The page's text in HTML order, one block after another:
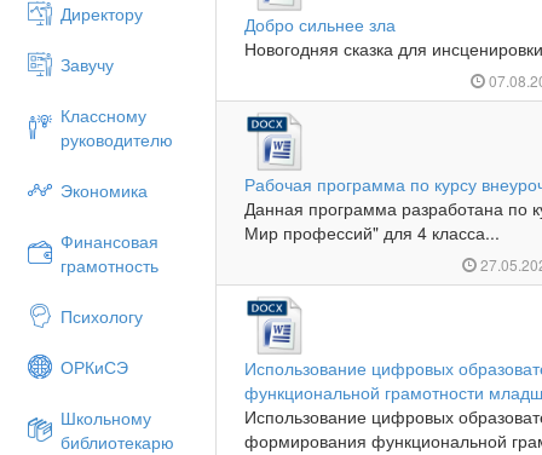
Директору
Завучу
Классному
руководителю
Экономика
Финансовая
грамотность
Психологу
ОРКиСЭ
Школьному
библиотекарю
Добро сильнее зла
Новогодняя сказка для
Рабочая программа по курсу
Данная программа разработана по
Мир профессий" для 4 класса...
Использование цифровых
функциональной грамотности
Использование цифровых
формирования функциональной